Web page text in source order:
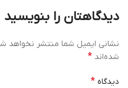
دیدگاهتان را بنویسید
نشانی ایمیل شما منتشر نخواهد
شده‌اند *
دیدگاه *